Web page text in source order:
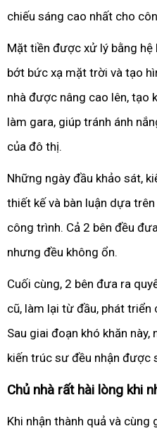
chiếu sáng cao nhất cho
Mặt tiền được xử lý bằng
bớt bức xạ mặt trời và tạo
nhà được nâng cao lên, tạo
làm gara, giúp tránh ánh
của đô thị.
Những ngày đầu khảo sát,
thiết kế và bàn luận dựa
công trình. Cả 2 bên đều
nhưng đều không ổn.
Cuối cùng, 2 bên đưa ra
cũ, làm lại từ đầu, phát
Sau giai đoạn khó khăn
kiến trúc sư đều nhận được
Chủ nhà rất hài lòng khi
Khi nhận thành quả và